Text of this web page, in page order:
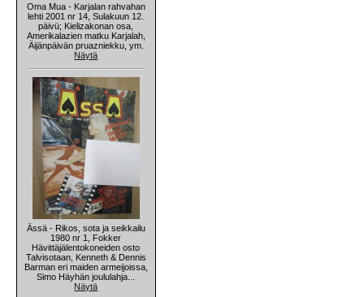
Oma Mua - Karjalan rahvahan
lehti 2001 nr 14, Sulakuun 12.
päivü; Kielizakonan osa,
Amerikalazien matku Karjalah,
Äijänpäivän pruazniekku, ym.
Näytä
Ässä - Rikos, sota ja seikkailu
1980 nr 1, Fokker
Hävittäjälentokoneiden osto
Talvisotaan, Kenneth & Dennis
Barman eri maiden armeijoissa,
Simo Häyhän joululahja...
Näytä